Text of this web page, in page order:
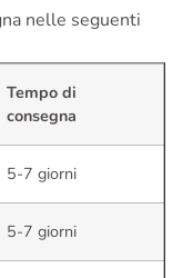
nelle seguenti
Tempo di
consegna
5-7 giorni
5-7 giorni